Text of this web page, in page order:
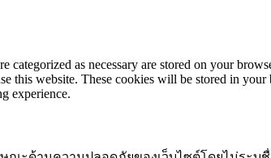
as necessary are stored on your
this website. These cookies will be stored in
experience.